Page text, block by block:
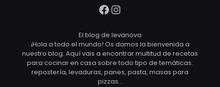
Facebook
Instagram
El blog de levanova
¡Hola a todo el mundo! Os damos la bienvenida a
nuestro blog. Aquí vais a encontrar multitud de recetas
para cocinar en casa sobre todo tipo de temáticas:
repostería, levaduras, panes, pasta, masas para
pizzas…